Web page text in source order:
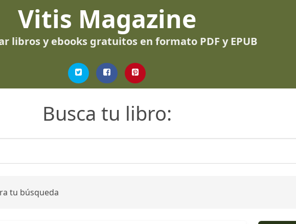
Vitis Magazine
libros y ebooks gratuitos en formato PDF y EPUB
Busca tu libro:
tu búsqueda